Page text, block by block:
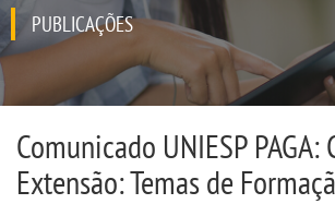
QUEM SOMOS
INFRAESTRUTURA
BIBLIOTECA
CPA
PUBLICAÇÕES
Comunicado UNIESP PAGA:
Extensão: Temas de